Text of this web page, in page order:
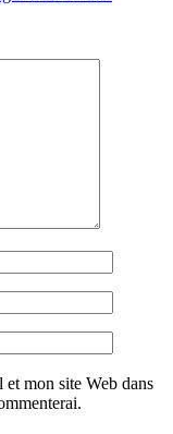
et mon site Web dans